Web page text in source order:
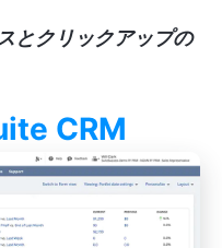
とクリックアップの
CRM